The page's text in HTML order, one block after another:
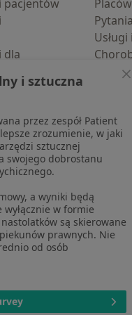
pacjentów
dla
Pomoc
Blog
otwiera się w
otwiera
i sztuczna
przez zespół Patient
zrozumienie, w jaki
sztucznej
swojego dobrostanu
a wyniki będą
w formie
są skierowane
prawnych. Nie
od osób